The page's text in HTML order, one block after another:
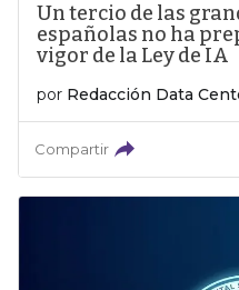
Un tercio de las
españolas no ha
vigor de la Ley de IA
por Redacción Data
Compartir